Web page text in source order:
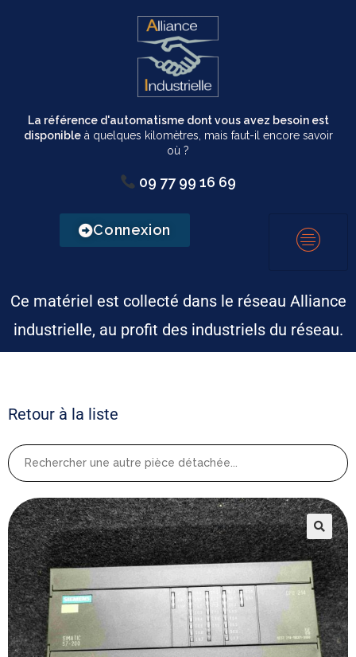
La référence d'automatisme dont vous avez besoin est
disponibleà quelques kilomètres, mais faut-il encore savoir
où ?
09 77 99 16 69
Connexion
Ce matériel est collecté dans le réseau Alliance
industrielle, au profit des industriels du réseau.
Retour à la liste